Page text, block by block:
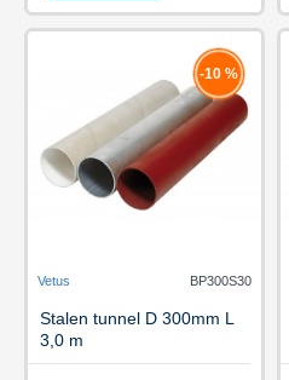
-10 %
Vetus BP300S30
Stalen tunnel D 300mm L
3,0 m